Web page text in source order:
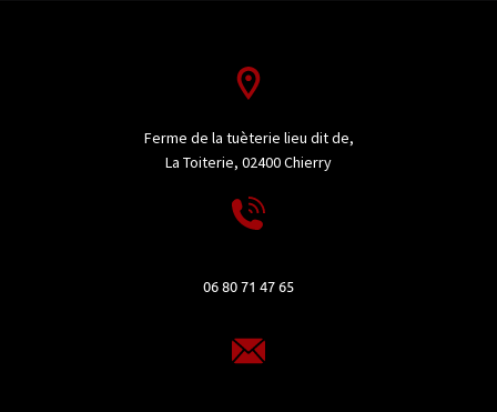
Ferme de la tuèterie lieu dit de,
La Toiterie, 02400 Chierry
06 80 71 47 65